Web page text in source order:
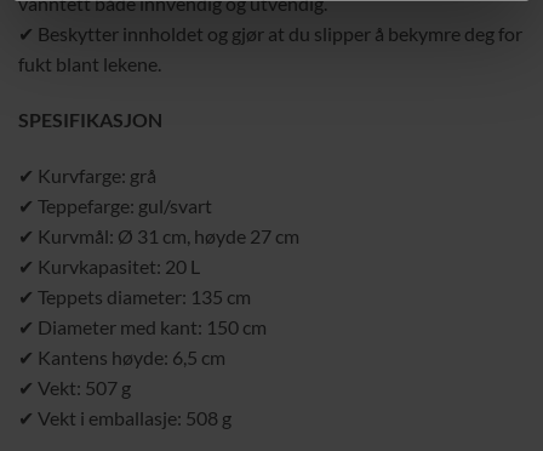
✔ Beskytter innholdet og gjør at du slipper å bekymre deg for
fukt blant lekene.
SPESIFIKASJON
✔ Kurvfarge: grå
✔ Teppefarge: gul/svart
✔ Kurvmål: Ø 31 cm, høyde 27 cm
✔ Kurvkapasitet: 20 L
✔ Teppets diameter: 135 cm
✔ Diameter med kant: 150 cm
✔ Kantens høyde: 6,5 cm
✔ Vekt: 507 g
✔ Vekt i emballasje: 508 g